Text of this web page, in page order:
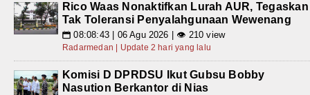
Rico Waas Nonaktifkan Lurah AUR, Tegaskan
Tak Toleransi Penyalahgunaan Wewenang
📅 08:08:43 | 06 Agu 2026 | 👁 210 view
Radarmedan | Update 2 hari yang lalu
Komisi D DPRDSU Ikut Gubsu Bobby
Nasution Berkantor di Nias